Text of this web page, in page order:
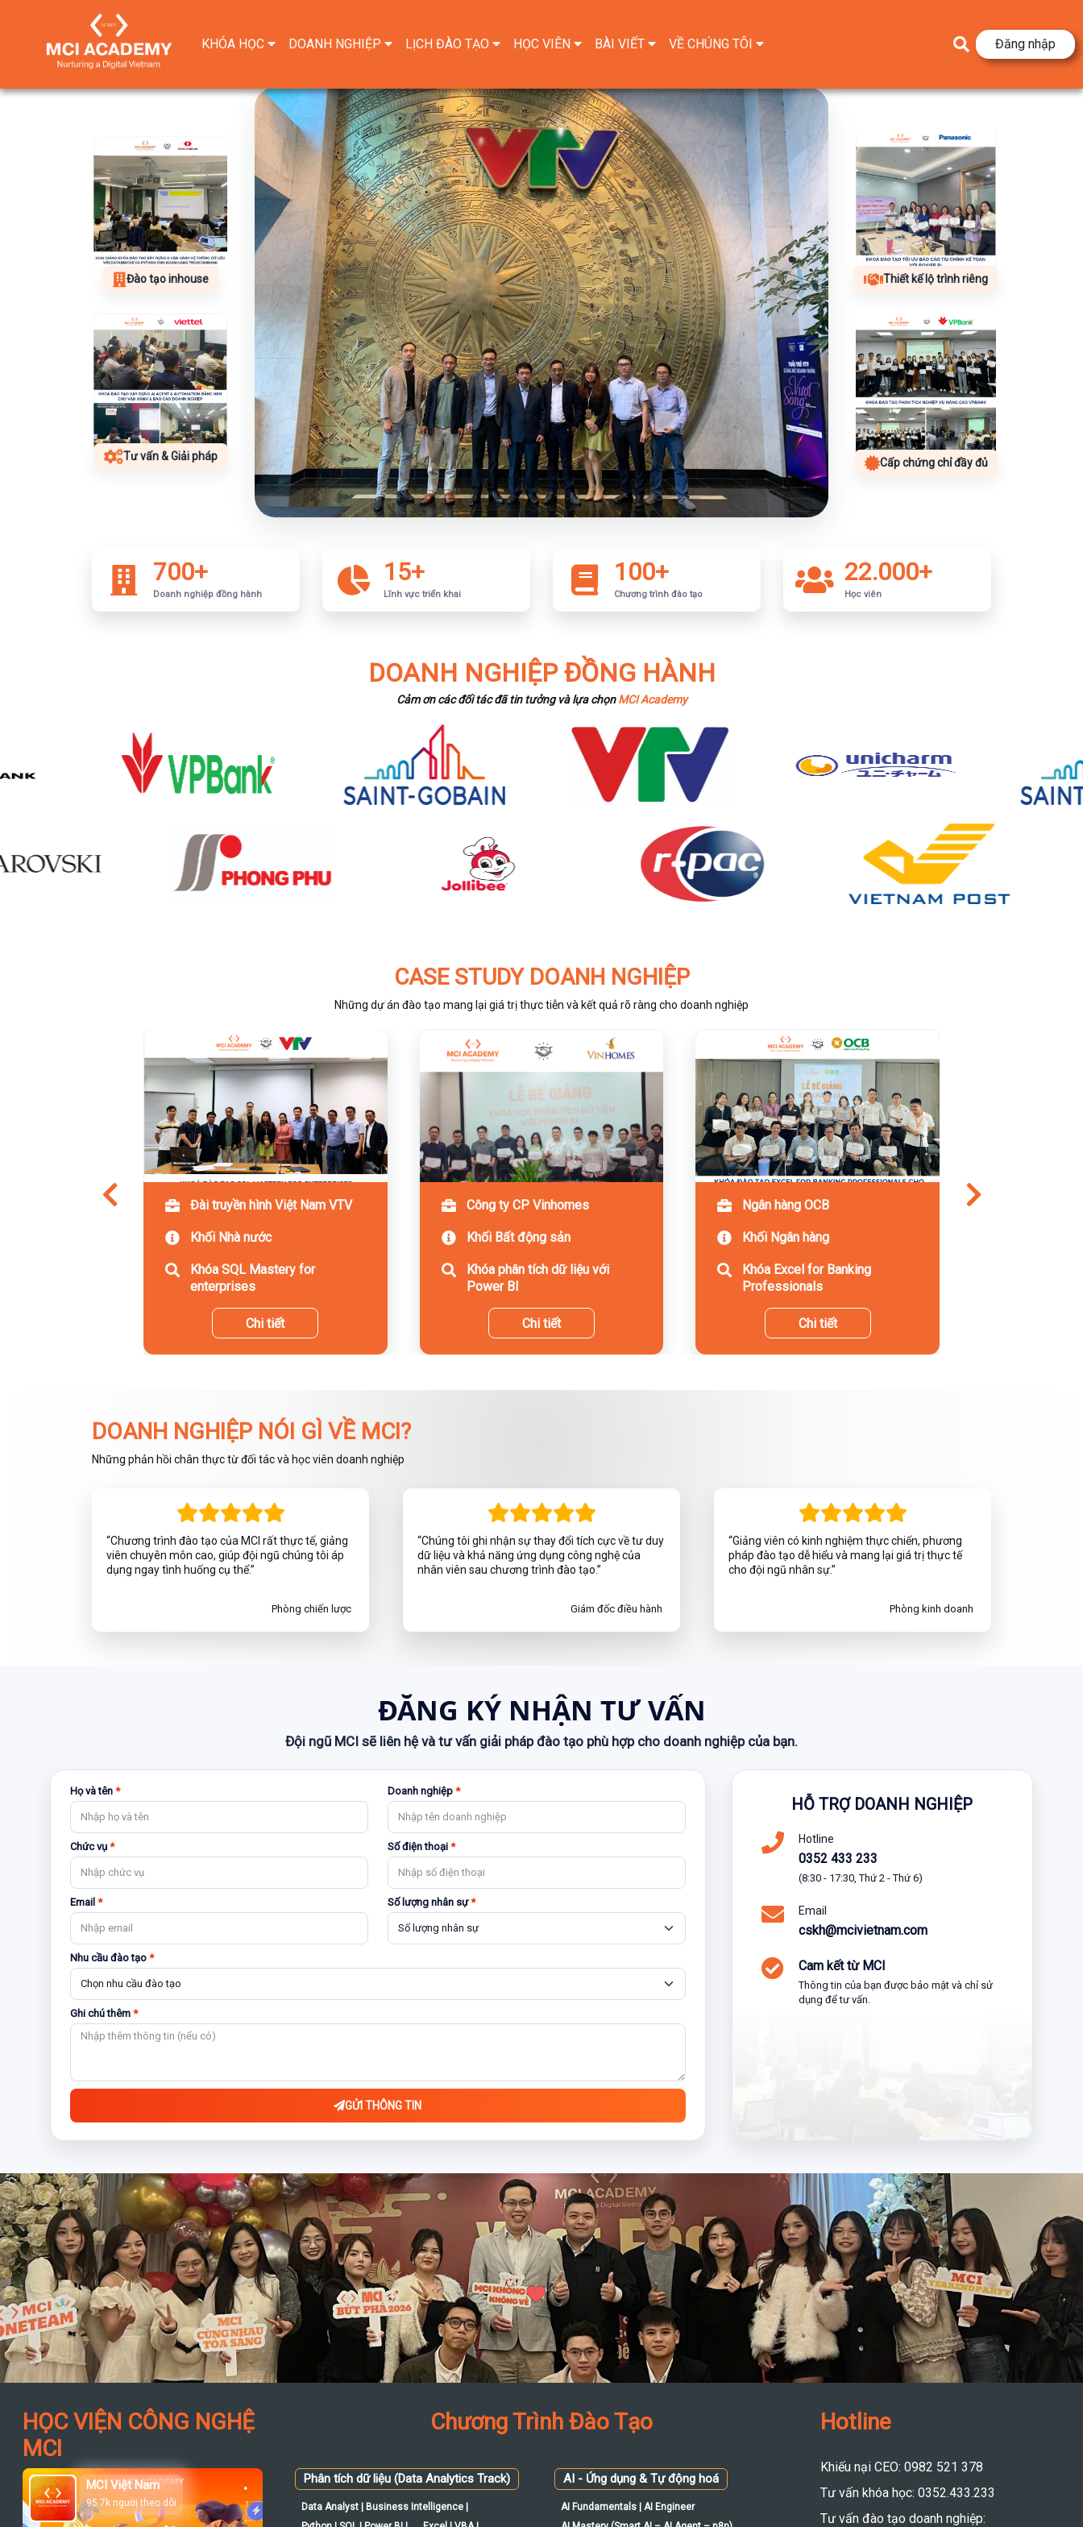
KHÓA HỌC DOANH NGHIỆP LỊCH ĐÀO TẠO HỌC VIÊN BÀI VIẾT VỀ CHÚNG TÔI Đăng nhập
Đào tạo inhouse
Tư vấn & Giải pháp
Thiết kế lộ trình riêng
Cấp chứng chỉ đầy đủ
700+
Doanh nghiệp đồng hành
15+
Lĩnh vực triển khai
100+
Chương trình đào tạo
22.000+
Học viên
DOANH NGHIỆP ĐỒNG HÀNH
Cảm ơn các đối tác đã tin tưởng và lựa chọnMCI Academy
CASE STUDY DOANH NGHIỆP
Những dự án đào tạo mang lại giá trị thực tiễn và kết quả rõ ràng cho doanh nghiệp
Đài truyền hình Việt Nam VTV
Khối Nhà nước
Khóa SQL Mastery for
enterprises
Chi tiết
Công ty CP Vinhomes
Khối Bất động sản
Khóa phân tích dữ liệu với
Power BI
Chi tiết
Ngân hàng OCB
Khối Ngân hàng
Khóa Excel for Banking
Professionals
Chi tiết
DOANH NGHIỆP NÓI GÌ VỀ MCI?
Những phản hồi chân thực từ đối tác và học viên doanh nghiệp
“Chương trình đào tạo của MCI rất thực tế, giảng
viên chuyên môn cao, giúp đội ngũ chúng tôi áp
dụng ngay tình huống cụ thể.”
Phòng chiến lược
“Chúng tôi ghi nhận sự thay đổi tích cực về tư duy
dữ liệu và khả năng ứng dụng công nghệ của
nhân viên sau chương trình đào tạo.”
Giám đốc điều hành
“Giảng viên có kinh nghiệm thực chiến, phương
pháp đào tạo dễ hiểu và mang lại giá trị thực tế
cho đội ngũ nhân sự.”
Phòng kinh doanh
ĐĂNG KÝ NHẬN TƯ VẤN
Đội ngũ MCI sẽ liên hệ và tư vấn giải pháp đào tạo phù hợp cho doanh nghiệp của bạn.
Họ và tên * Doanh nghiệp *
Chức vụ * Số điện thoại *
Email * Số lượng nhân sự*
Nhu cầu đào tạo *
Ghi chú thêm *
GỬI THÔNG TIN
HỖ TRỢ DOANH NGHIỆP
Hotline
0352 433 233
(8:30 - 17:30, Thứ 2 - Thứ 6)
Email
cskh@mcivietnam.com
Cam kết từ MCI
Thông tin của bạn được bảo mật và chỉ sử
dụng để tư vấn.
HỌC VIỆN CÔNG NGHỆ
MCI
MCI Việt Nam
95.7k người theo dõi
Chương Trình Đào Tạo
Phân tích dữ liệu (Data Analytics Track)
Data Analyst | Business Intelligence |
AI - Ứng dụng & Tự động hoá
AI Fundamentals | AI Engineer
Hotline
Khiếu nại CEO: 0982 521 378
Tư vấn khóa học: 0352.433.233
Tư vấn đào tạo doanh nghiệp: